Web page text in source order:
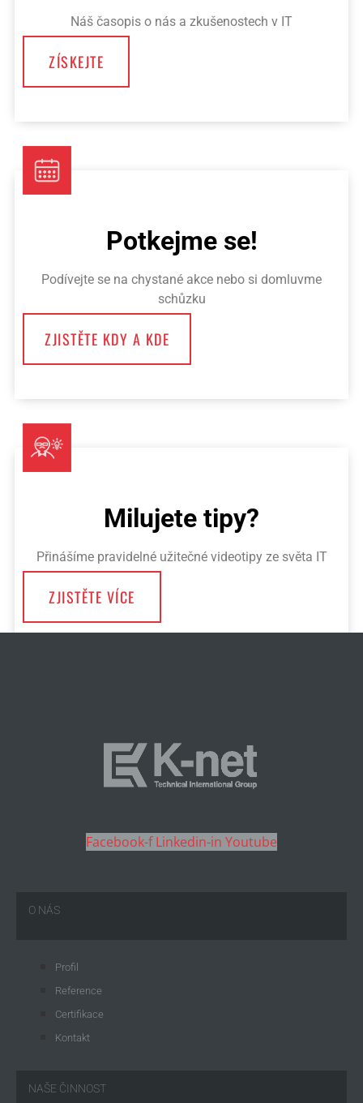
Náš časopis o nás a zkušenostech v IT
ZÍSKEJTE
Potkejme se!
Podívejte se na chystané akce nebo si domluvme
schůzku
ZJISTĚTE KDY A KDE
Milujete tipy?
Přinášíme pravidelné užitečné videotipy ze světa IT
ZJISTĚTE VÍCE
Facebook-f Linkedin-in Youtube
O NÁS
Profil
Reference
Certifikace
Kontakt
NAŠE ČINNOST